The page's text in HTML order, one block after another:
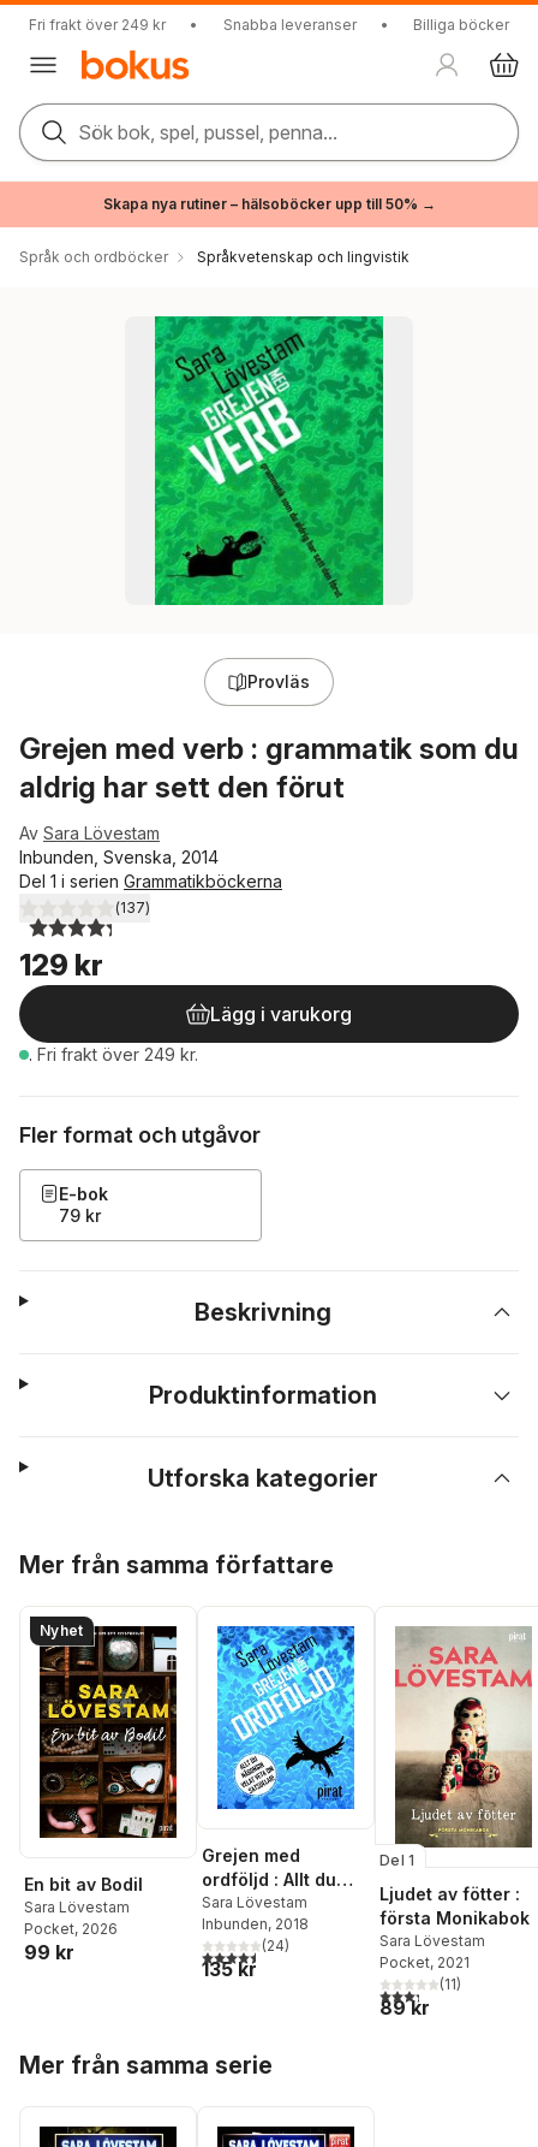
Fri frakt över 249 kr • Snabba leveranser • Billiga böcker
Sök bok, spel, pussel, penna...
Skapa nya rutiner – hälsoböcker upp till 50% →
Språk och ordböcker Språkvetenskap och lingvistik
Provläs
Grejen med verb : grammatik som du
aldrig har sett den förut
Av Sara Lövestam
Inbunden, Svenska, 2014
Del 1 i serien Grammatikböckerna
4,3utav 5 stjärnor. Totalt antal röster:
(137)
129 kr
Lägg i varukorg
. Fri frakt över 249 kr.
Fler format och utgåvor
E-bok
79 kr
Beskrivning
Produktinformation
Utforska kategorier
Mer från samma författare
Nyhet
En bit av Bodil
Sara Lövestam
Pocket, 2026
99 kr
Grejen med
ordföljd : Allt du
någonsin velat veta
om satsdelar
Sara Lövestam
Inbunden, 2018
4,5utav 5 stjärnor. Totalt antal röster:
(24)
135 kr
Del 1
Ljudet av fötter :
första Monikabok
Sara Lövestam
Pocket, 2021
3,3utav 5 stjärnor.
(11)
89 kr
Mer från samma serie